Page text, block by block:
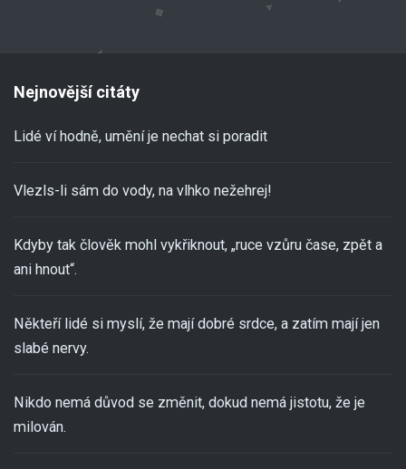
Nejnovější citáty
Lidé ví hodně, umění je nechat si poradit
Vlezls-li sám do vody, na vlhko nežehrej!
Kdyby tak člověk mohl vykřiknout, „ruce vzůru čase, zpět a
ani hnout“.
Někteří lidé si myslí, že mají dobré srdce, a zatím mají jen
slabé nervy.
Nikdo nemá důvod se změnit, dokud nemá jistotu, že je
milován.